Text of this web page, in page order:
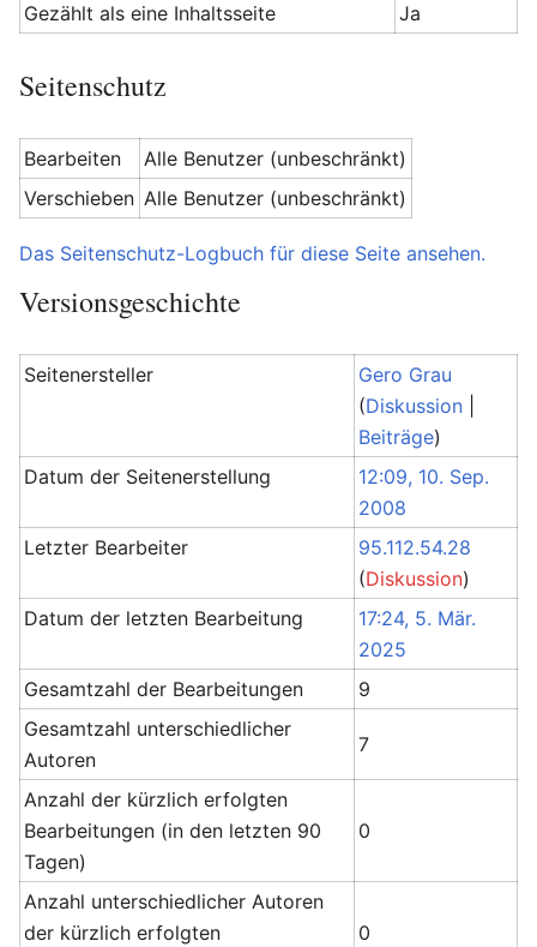
Gezählt als eine Inhaltsseite Ja
Seitenschutz
Bearbeiten
Alle Benutzer (unbeschränkt)
Verschieben Alle Benutzer (unbeschränkt)
Das Seitenschutz-Logbuch für diese Seite ansehen.
Versionsgeschichte
Seitenersteller
Gero Grau
(Diskussion
Beiträge)
Datum der Seitenerstellung
12:09, 10. Sep.
2008
Letzter Bearbeiter
95.112.54.28
(Diskussion)
Datum der letzten Bearbeitung
17:24, 5. Mär.
2025
Gesamtzahl der Bearbeitungen
9
Gesamtzahl unterschiedlicher
Autoren
7
Anzahl der kürzlich erfolgten
Bearbeitungen (in den letzten 90
Tagen)
0
Anzahl unterschiedlicher Autoren
der kürzlich erfolgten
0